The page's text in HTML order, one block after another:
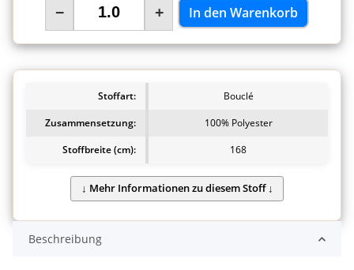
− + In den Warenkorb
Stoffart:
Bouclé
Zusammensetzung:
100% Polyester
Stoffbreite (cm):
168
Beschreibung